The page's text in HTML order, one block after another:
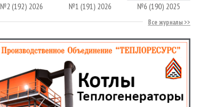
№2 (192) 2026 №1 (191) 2026 №6 (190) 2025
Все журналы